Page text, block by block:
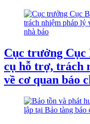
Cục trưởng Cục
cụ hỗ trợ, trách
về cơ quan báo